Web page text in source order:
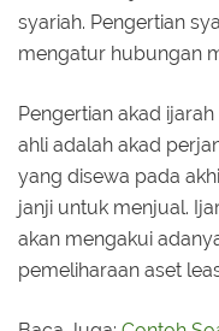
syariah. Pengertian
mengatur hubungan
Pengertian akad
ahli adalah akad
yang disewa pada
janji untuk menjual.
akan mengakui
pemeliharaan aset